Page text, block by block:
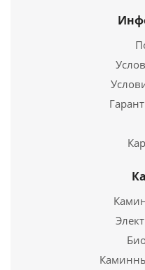
Сковорода
1